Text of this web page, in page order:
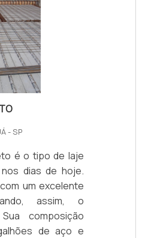
- SP
é o tipo de laje
dias de hoje.
um excelente
assim, o
composição
de aço e